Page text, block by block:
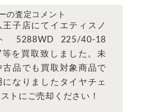
の査定コメント
王子店にてイエティスノ
5288WD 225/40-18
を買取致しました。未
古品でも買取対象商品で
になりましたタイヤチェ
トにご売却ください！